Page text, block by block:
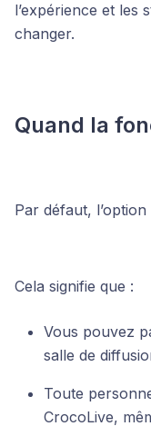
l’expérience et les
changer.
Quand la
Par défaut, l’option
Cela signifie que :
Vous pouvez
salle de
Toute
CrocoLive,